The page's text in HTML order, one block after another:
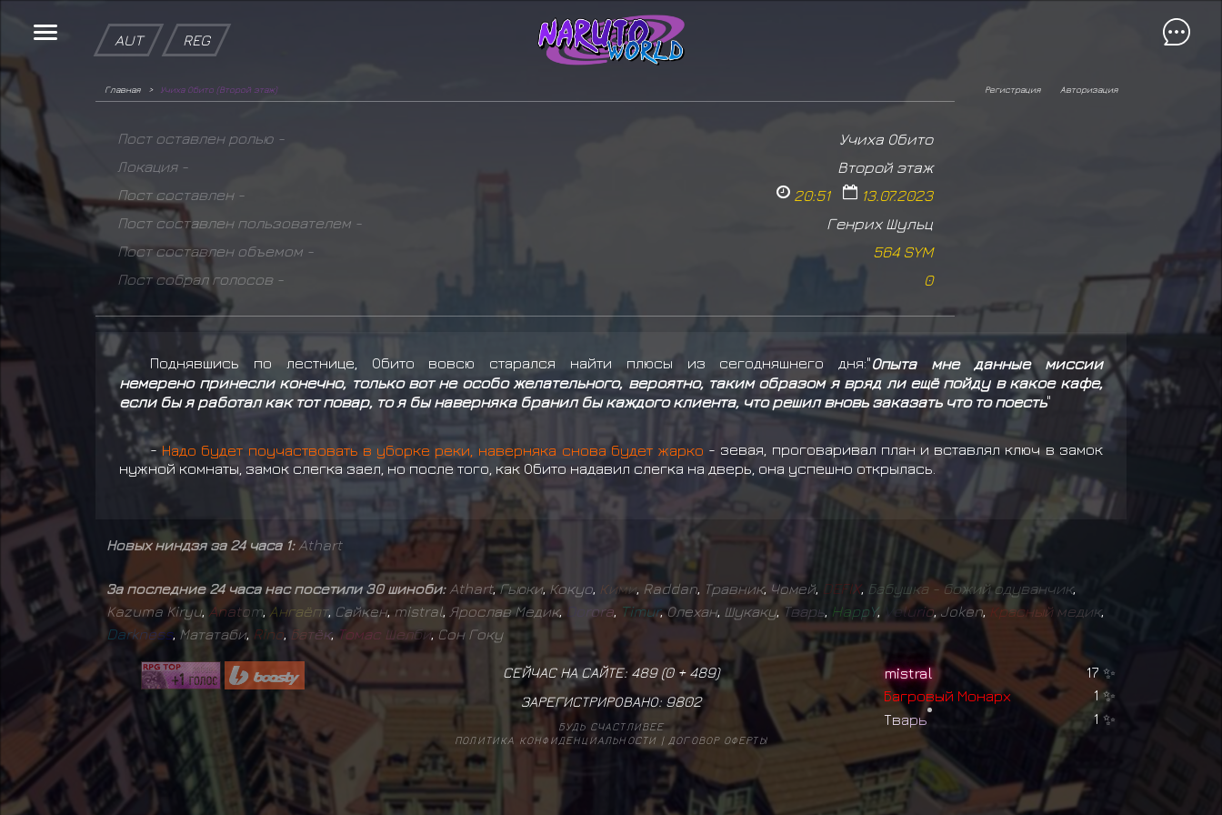
AUT REG
Главная Учиха Обито (Второй этаж) Авторизация
Регистрация
Пост оставлен ролью - Учиха Обито
Локация - Второй этаж
Пост составлен - 20:51 13.07.2023
Пост составлен пользователем - Генрих Шульц
Пост составлен объемом - 564 SYM
Пост собрал голосов - 0
Поднявшись по лестнице, Обито вовсю старался найти плюсы из сегодняшнего дня:"Опыта мне данные миссии
немерено принесли конечно, только вот не особо желательного, вероятно, таким образом я вряд ли ещё пойду в какое кафе,
если бы я работал как тот повар, то я бы наверняка бранил бы каждого клиента, что решил вновь заказать что то поесть"
-Надо будет поучаствовать в уборке реки, наверняка снова будет жарко - зевая, проговаривал план и вставлял ключ в замок
нужной комнаты, замок слегка заел, но после того, как Обито надавил слегка на дверь, она успешно открылась.
Новых ниндзя за 24 часа 1:Athart
За последние 24 часа нас посетили 30 шиноби:Athart,Гьюки, Кокуо Кими, Raddan Травник, Чомей, DEFIX, Бабушка - божий одуванчик,
Kazuma Kiryu, Anatom Ангаёпт, Сайкен, mistral Ярослав Медик, ora Timur,Олехан, Шукаку, Тварь HappY, elurio,Joken Красный медик,
Darkness, Мататаби, Rino Батёк, Томас Шелби,Сон Гоку
СЕЙЧАС НА САЙТЕ: 489 (0+ 489)
ЗАРЕГИСТРИРОВАНО:9802
БУДЬ СЧАСТЛИВЕЕ
ПОЛИТИКА КОНФИДЕНЦИАЛЬНОСТИ | ДОГОВОР ОФЕРТЫ
mistral 17 ✨
Багровый Монарх 1 ✨
Тварь 1✨